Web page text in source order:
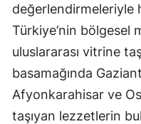
değerlendirmeleriyle
Türkiye’nin bölgesel
uluslararası vitrine
basamağında
Afyonkarahisar ve
taşıyan lezzetlerin